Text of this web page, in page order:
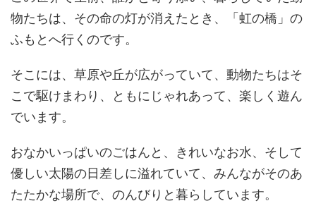
物たちは、その命の灯が消えたとき、「虹の橋」の
ふもとへ行くのです。
そこには、草原や丘が広がっていて、動物たちはそ
こで駆けまわり、ともにじゃれあって、楽しく遊ん
でいます。
おなかいっぱいのごはんと、きれいなお水、そして
優しい太陽の日差しに溢れていて、みんながそのあ
たたかな場所で、のんびりと暮らしています。